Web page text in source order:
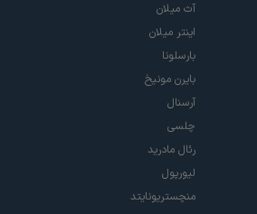
آث میلان
اینتر میلان
بارسلونا
بایرن مونیخ
آرسنال
چلسی
رئال مادرید
لیورپول
منچستریونایتد